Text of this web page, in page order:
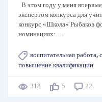
В этом году у меня
экспертом конкурса для
конкурс «Школа» Рыбаков
номинациях: …
воспитательная работа,
повышение квалификации
318 5 22